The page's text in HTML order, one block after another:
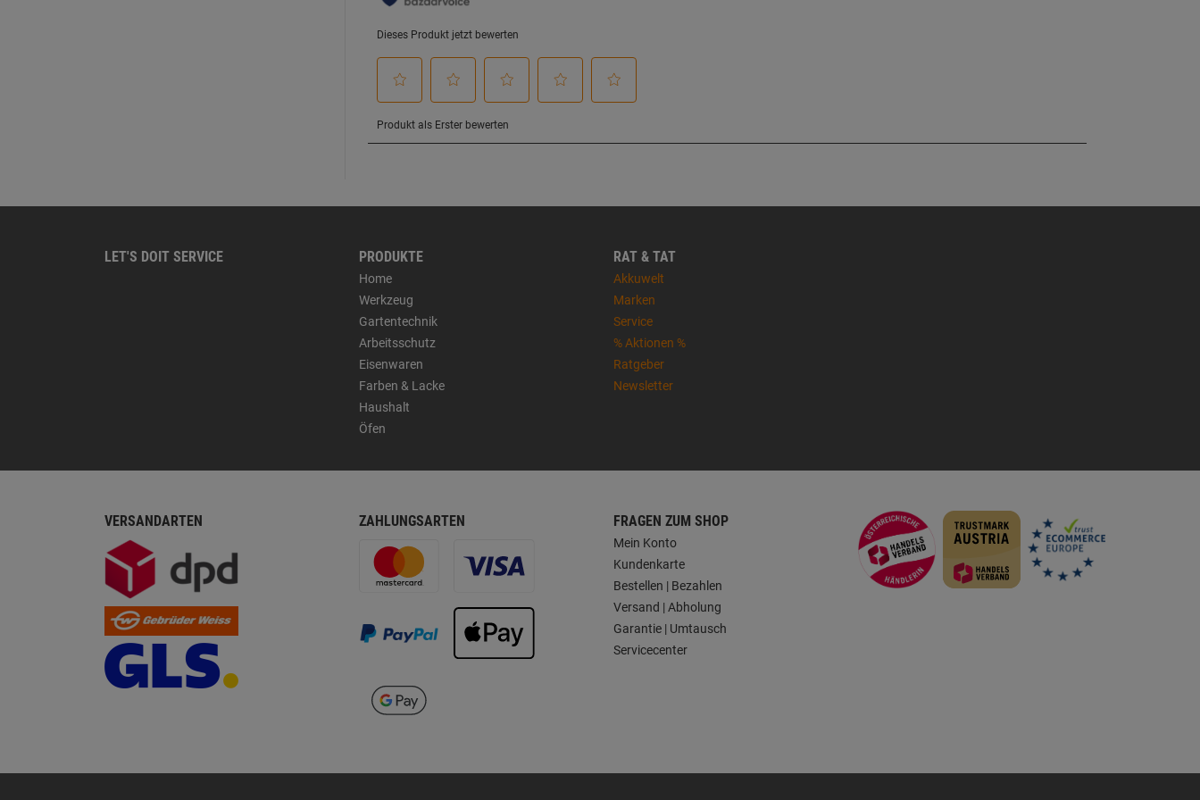
LET'S DOIT SERVICE PRODUKTE
Home
Werkzeug
Gartentechnik
Arbeitsschutz
Eisenwaren
Farben & Lacke
Haushalt
Öfen
RAT & TAT
Akkuwelt
Marken
Service
% Aktionen %
Ratgeber
Newsletter
VERSANDARTEN ZAHLUNGSARTEN FRAGEN ZUM SHOP
Mein Konto
Kundenkarte
Bestellen | Bezahlen
Versand | Abholung
Garantie | Umtausch
Servicecenter